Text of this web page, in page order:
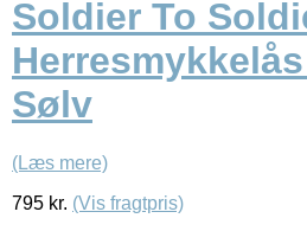
Soldier To
Sølv
(Læs mere)
795 kr. (Vis fragtpris)